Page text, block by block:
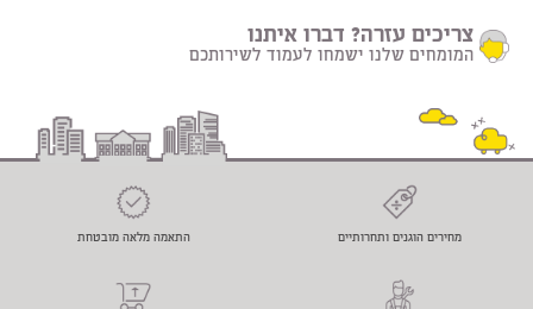
צריכים עזרה? דברו איתנו
המומחים שלנו ישמחו לעמוד לשירותכם
מחירים הוגנים ותחרותיים התאמה מלאה מובטחת